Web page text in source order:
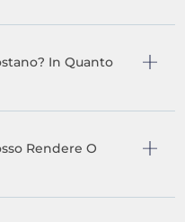
In Quanto
Rendere O